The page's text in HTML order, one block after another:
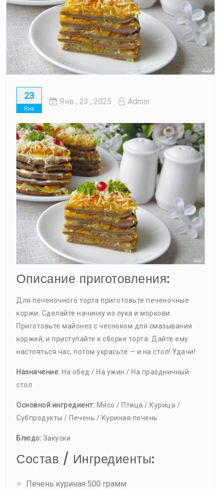
23
Янв
Янв , 23 , 2025 Admin
Описание приготовления:
Для печеночного торта приготовьте печеночные
коржи. Сделайте начинку из лука и моркови.
Приготовьте майонез с чесноком для смазывания
коржей, и приступайте к сборке торта. Дайте ему
настояться час, потом украсьте — и на стол! Удачи!
Назначение: На обед / На ужин / На праздничный
стол
Основной ингредиент: Мясо / Птица / Курица /
Субпродукты / Печень / Куриная печень
Блюдо: Закуски
Состав / Ингредиенты:
Печень куриная 500 грамм